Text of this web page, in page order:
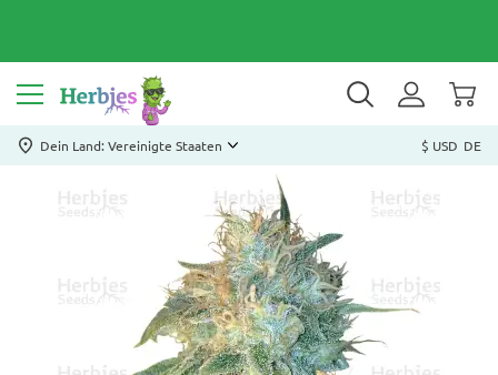
Dein Land: Vereinigte Staaten $ USD DE